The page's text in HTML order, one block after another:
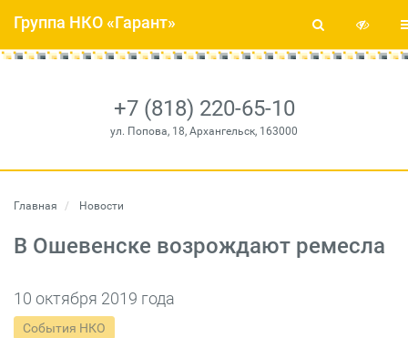
+7 (818) 220-65-10
ул. Попова, 18, Архангельск, 163000
Группа НКО «Гарант»
Главная Новости
В Ошевенске возрождают ремесла
10 октября 2019 года
События НКО